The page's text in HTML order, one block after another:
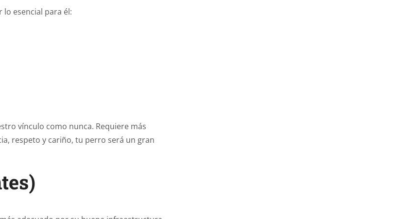
esencial para él:
vínculo como nunca. Requiere más
respeto y cariño, tu perro será un gran